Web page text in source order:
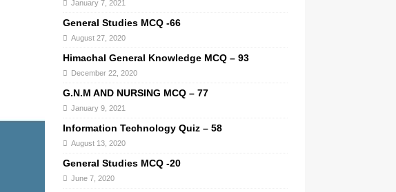
January 7, 2021
General Studies MCQ -66
August 27, 2020
Himachal General Knowledge MCQ – 93
December 22, 2020
G.N.M AND NURSING MCQ – 77
January 9, 2021
Information Technology Quiz – 58
August 13, 2020
General Studies MCQ -20
June 7, 2020